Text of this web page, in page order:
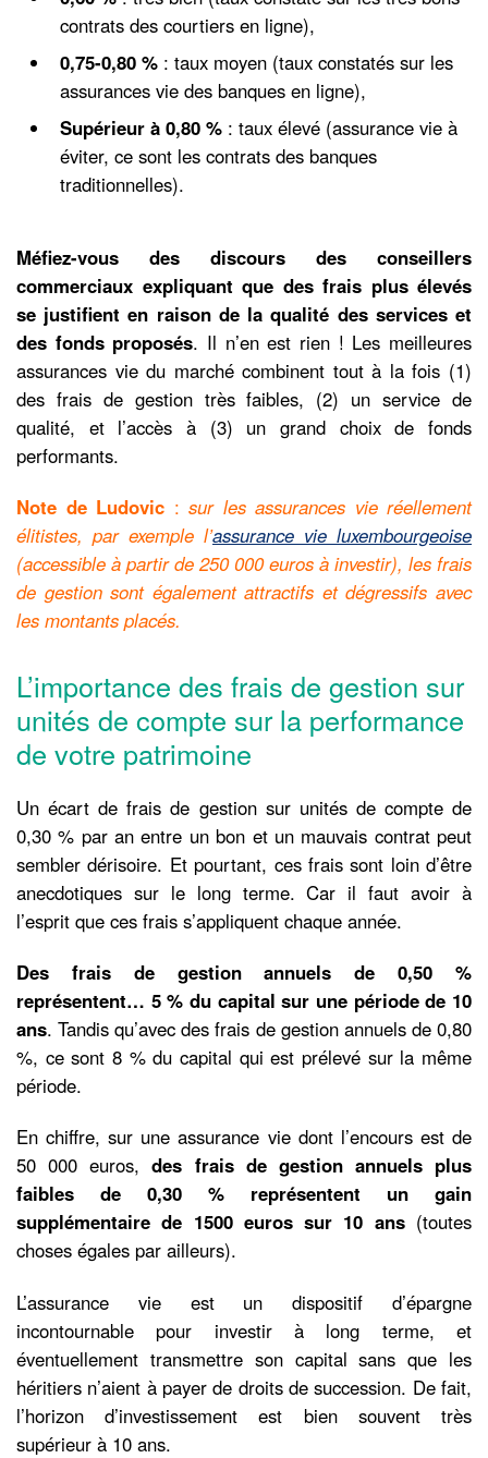
contrats des courtiers en ligne),
0,75-0,80 % : taux moyen (taux constatés sur les
assurances vie des banques en ligne),
Supérieur à 0,80 % : taux élevé (assurance vie à
éviter, ce sont les contrats des banques
traditionnelles).
Méfiez-vous des discours des conseillers
commerciaux expliquant que des frais plus élevés
se justifient en raison de la qualité des services et
des fonds proposés. Il n’en est rien ! Les meilleures
assurances vie du marché combinent tout à la fois (1)
des frais de gestion très faibles, (2) un service de
qualité, et l’accès à (3) un grand choix de fonds
performants.
Note de Ludovic : sur les assurances vie réellement
élitistes, par exemple l’assurance vie luxembourgeoise
(accessible à partir de 250 000 euros à investir), les frais
de gestion sont également attractifs et dégressifs avec
les montants placés.
L’importance des frais de gestion sur
unités de compte sur la performance
de votre patrimoine
Un écart de frais de gestion sur unités de compte de
0,30 % par an entre un bon et un mauvais contrat peut
sembler dérisoire. Et pourtant, ces frais sont loin d’être
anecdotiques sur le long terme. Car il faut avoir à
l’esprit que ces frais s’appliquent chaque année.
Des frais de gestion annuels de 0,50 %
représentent… 5 % du capital sur une période de 10
ans. Tandis qu’avec des frais de gestion annuels de 0,80
%, ce sont 8 % du capital qui est prélevé sur la même
période.
En chiffre, sur une assurance vie dont l’encours est de
50 000 euros,des frais de gestion annuels plus
faibles de 0,30 % représentent un gain
supplémentaire de 1500 euros sur 10 ans (toutes
choses égales par ailleurs).
L’assurance vie est un dispositif d’épargne
incontournable pour investir à long terme, et
éventuellement transmettre son capital sans que les
héritiers n’aient à payer de droits de succession. De fait,
l’horizon d’investissement est bien souvent très
supérieur à 10 ans.